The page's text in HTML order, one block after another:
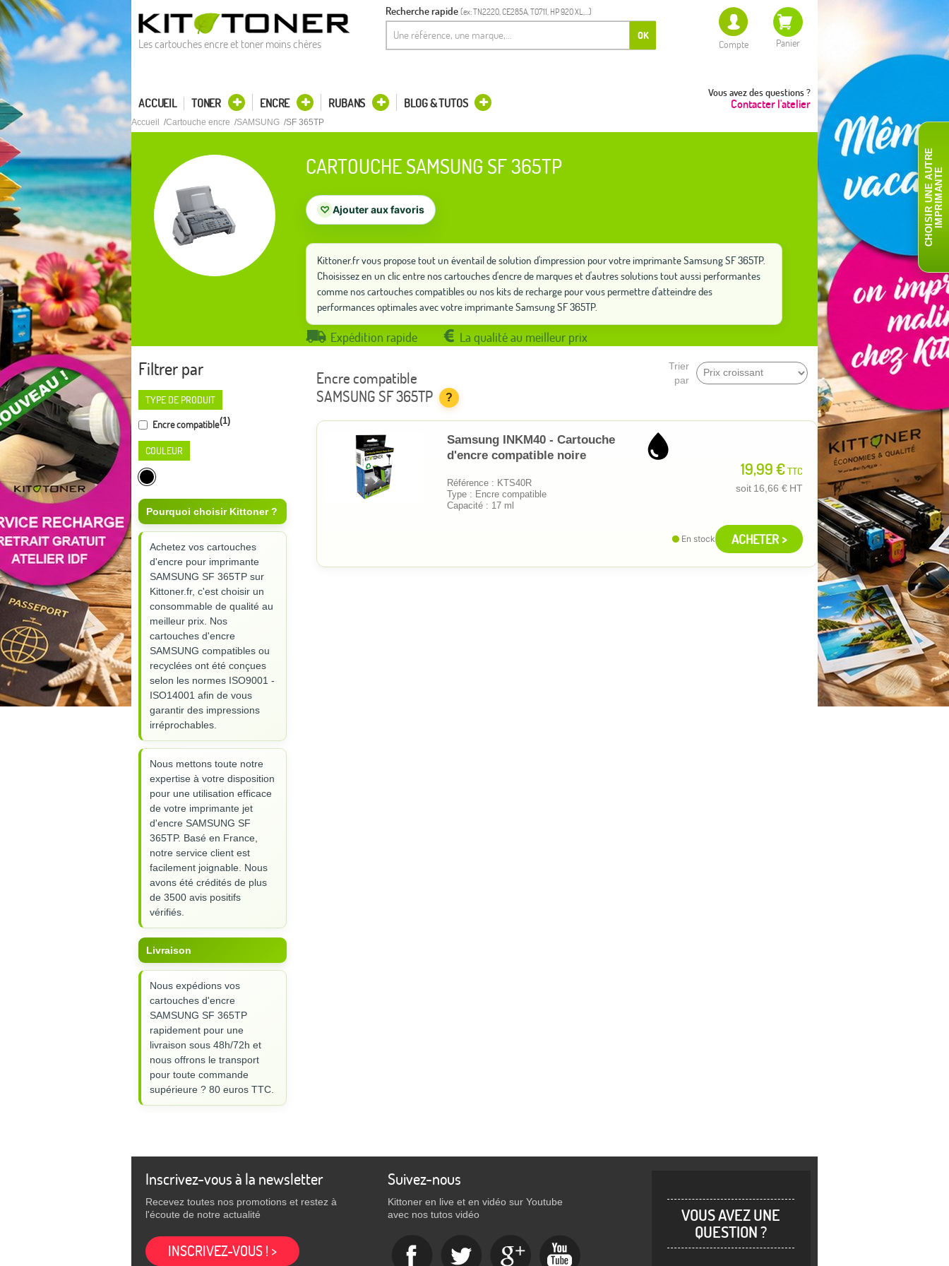
Les cartouches encre et toner moins chères
Recherche rapide (ex: TN2220, CE285A, T0711, HP 920 XL,...)
OK
Compte Panier
Vous avez des questions ?
Contacter l'atelier
ACCUEIL TONER ENCRE RUBANS BLOG & TUTOS
Accueil Cartouche encre SAMSUNG SF 365TP
CARTOUCHE SAMSUNG SF 365TP
♡ Ajouter aux favoris
Kittoner.fr vous propose tout un éventail de solution d'impression pour votre imprimante Samsung SF 365TP.
Choisissez en un clic entre nos cartouches d'encre de marques et d'autres solutions tout aussi performantes
comme nos cartouches compatibles ou nos kits de recharge pour vous permettre d'atteindre des
performances optimales avec votre imprimante Samsung SF 365TP.
Expédition rapide La qualité au meilleur prix
Filtrer par
TYPE DE PRODUIT
Encre compatible(1)
COULEUR
Pourquoi choisir Kittoner ?
Achetez vos cartouches
d'encre pour imprimante
SAMSUNG SF 365TP sur
Kittoner.fr, c'est choisir un
consommable de qualité au
meilleur prix. Nos
cartouches d'encre
SAMSUNG compatibles ou
recyclées ont été conçues
selon les normes ISO9001 -
ISO14001 afin de vous
garantir des impressions
irréprochables.
Nous mettons toute notre
expertise à votre disposition
pour une utilisation efficace
de votre imprimante jet
d'encre SAMSUNG SF
365TP. Basé en France,
notre service client est
facilement joignable. Nous
avons été crédités de plus
de 3500 avis positifs
vérifiés.
Livraison
Nous expédions vos
cartouches d'encre
SAMSUNG SF 365TP
rapidement pour une
livraison sous 48h/72h et
nous offrons le transport
pour toute commande
supérieure ? 80 euros TTC.
Trier
par
Encre compatible
SAMSUNG SF 365TP
?
Samsung INKM40 - Cartouche
d'encre compatible noire
Référence : KTS40R
Type : Encre compatible
Capacité : 17 ml
19,99 €TTC
soit 16,66 € HT
En stock ACHETER >
Inscrivez-vous à la newsletter
Recevez toutes nos promotions et restez à
l'écoute de notre actualité
INSCRIVEZ-VOUS ! >
Suivez-nous
Kittoner en live et en vidéo sur Youtube
avec nos tutos vidéo
VOUS AVEZ UNE
QUESTION ?
C
H
O
I
S
I
R
U
N
E
AU
T
R
E
I
M
P
R
I
M
A
N
TE